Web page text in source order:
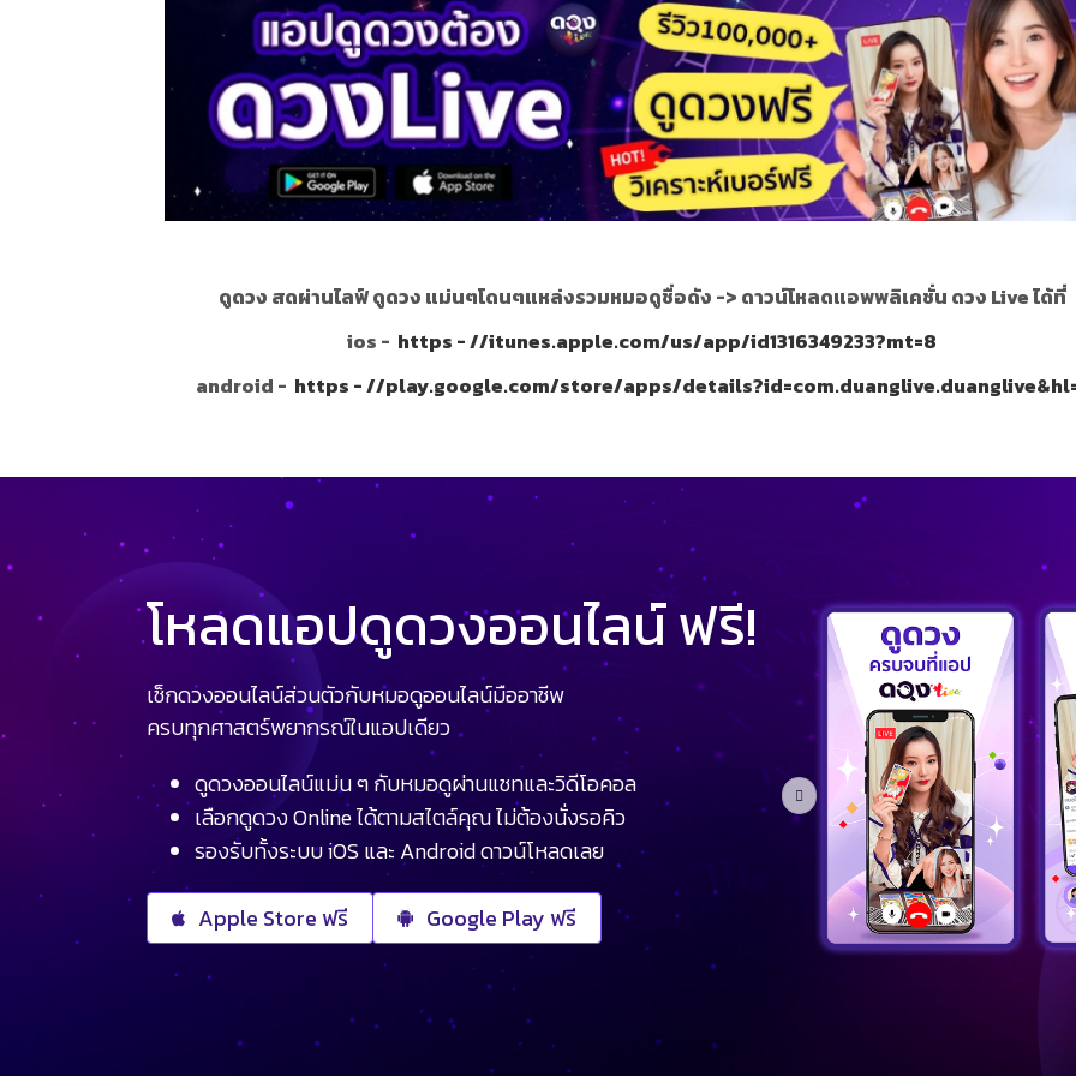
ดูดวง สดผ่านไลฟ์ ดูดวง แม่นๆโดนๆแหล่งรวมหมอดูชื่อดัง -> ดาวน์โหลดแอพพลิเคชั่น ดวง Live ได้ที่
ios - https - //itunes.apple.com/us/app/id1316349233?mt=8
android - https - //play.google.com/store/apps/
โหลดแอปดูดวงออนไลน์ ฟรี!
เช็กดวงออนไลน์ส่วนตัวกับหมอดูออนไลน์มืออาชีพ
ครบทุกศาสตร์พยากรณ์ในแอปเดียว
ดูดวงออนไลน์แม่น ๆ กับหมอดูผ่านแชทและวิดีโอคอล
เลือกดูดวง Online ได้ตามสไตล์คุณ ไม่ต้องนั่งรอคิว
รองรับทั้งระบบ iOS และ Android ดาวน์โหลดเลย
Apple Store ฟรี Google Play ฟรี